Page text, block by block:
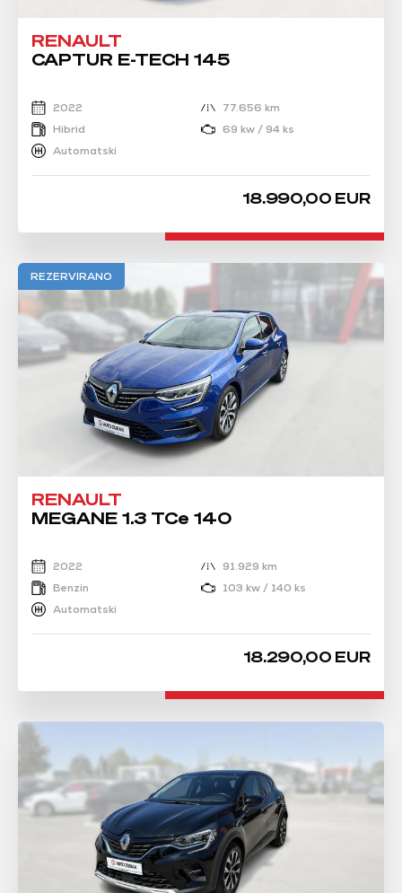
RENAULT
CAPTUR E-TECH 145
2022
77.656 km
Hibrid
69 kw / 94 ks
Automatski
18.990,00 EUR
REZERVIRANO
RENAULT
MEGANE 1.3 TCe 140
2022
91.929 km
Benzin
103 kw / 140 ks
Automatski
18.290,00 EUR